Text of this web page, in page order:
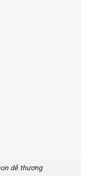
dễ thương